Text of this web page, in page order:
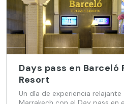
Days pass en Barceló
Resort
Un día de experiencia